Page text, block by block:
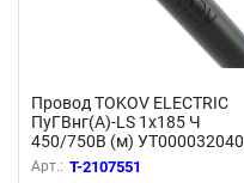
Провод TOKOV ELECTRIC
ПуГВнг(А)-LS 1х185 Ч
450/750В (м) УТ000032040
Арт.: T-2107551